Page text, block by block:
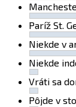
Paríž St.
Niekde v
Niekde
Vráti sa
Pôjde v